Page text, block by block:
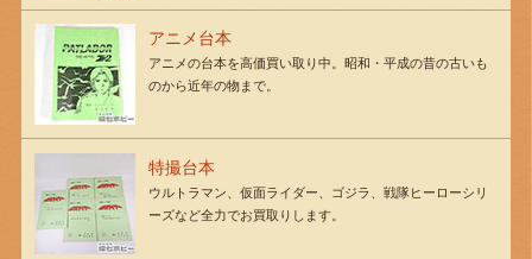
アニメ台本
アニメの台本を高価買い取り中。昭和・平成の昔の古いも
のから近年の物まで。
特撮台本
ウルトラマン、仮面ライダー、ゴジラ、戦隊ヒーローシリ
ーズなど全力でお買取りします。